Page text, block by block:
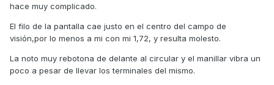
hace muy complicado.
El filo de la pantalla cae justo en el centro del campo de
visión,por lo menos a mi con mi 1,72, y resulta molesto.
La noto muy rebotona de delante al circular y el manillar vibra un
poco a pesar de llevar los terminales del mismo.